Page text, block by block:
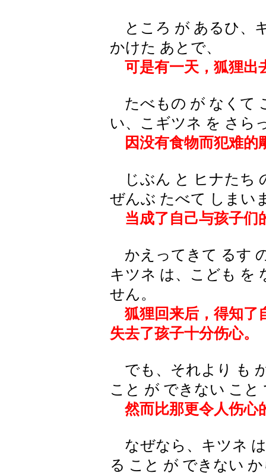
ところ が あるひ、
かけた あとで、
可是有一天，狐狸出
たべもの が なくて
い、こギツネ を さら
因没有食物而犯难的
じぶん と ヒナたち
ぜんぶ たべて しまい
当成了自己与孩子们
かえってきて るす
キツネ は、こども を
せん。
狐狸回来后，得知了
失去了孩子十分伤心。
でも、それより も
こと が できない こと
然而比那更令人伤心
なぜなら、キツネ
る こと が できない